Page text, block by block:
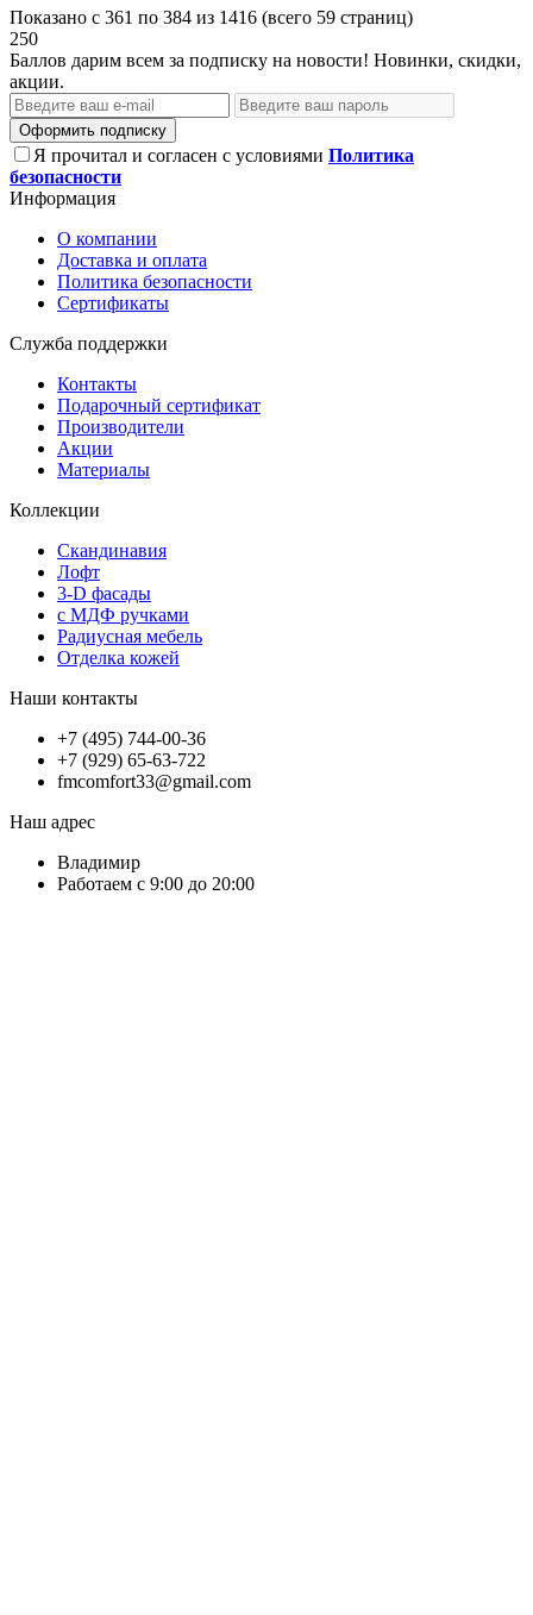
Показано с 361 по 384 из 1416 (всего 59 страниц)
250
Баллов дарим всем за подписку на новости! Новинки, скидки,
акции.
Оформить подписку
Я прочитал и согласен с условиями Политика
безопасности
Информация
О компании
Доставка и оплата
Политика безопасности
Сертификаты
Служба поддержки
Контакты
Подарочный сертификат
Производители
Акции
Материалы
Коллекции
Скандинавия
Лофт
3-D фасады
с МДФ ручками
Радиусная мебель
Отделка кожей
Наши контакты
+7 (495) 744-00-36
+7 (929) 65-63-722
fmcomfort33@gmail.com
Наш адрес
Владимир
Работаем с 9:00 до 20:00